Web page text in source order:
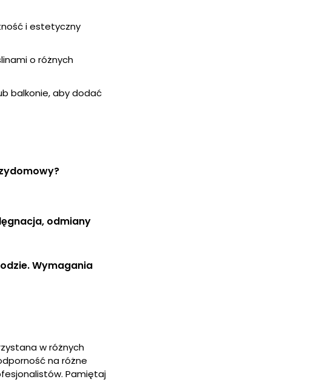
i estetyczny
o różnych
balkonie, aby dodać
odmiany
Wymagania
w różnych
na różne
Pamiętaj